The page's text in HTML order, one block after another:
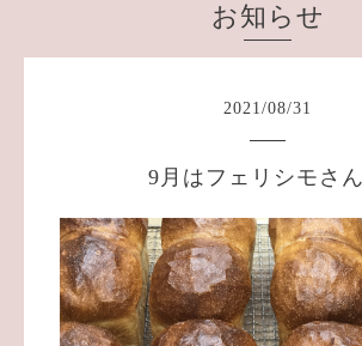
お知らせ
2021/08/31
9月はフェリシモさん